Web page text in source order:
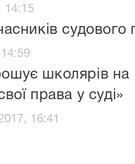
14:15
судового
школярів на
права у суді»
16:41